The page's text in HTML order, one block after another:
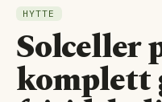
HYTTE
Solceller
komplett